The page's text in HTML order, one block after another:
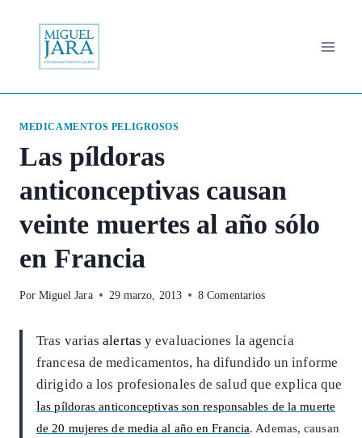
contenido
MEDICAMENTOS PELIGROSOS
Las píldoras
anticonceptivas causan
veinte muertes al año sólo
en Francia
Por Miguel Jara 29 marzo, 2013 8 Comentarios
Tras variasalertas y evaluaciones la agencia
francesa de medicamentos, ha difundido un informe
dirigido a los profesionales de salud que explica que
las píldoras anticonceptivas son responsables de la muerte
de 20 mujeres de media al año en Francia. Ademas, causan